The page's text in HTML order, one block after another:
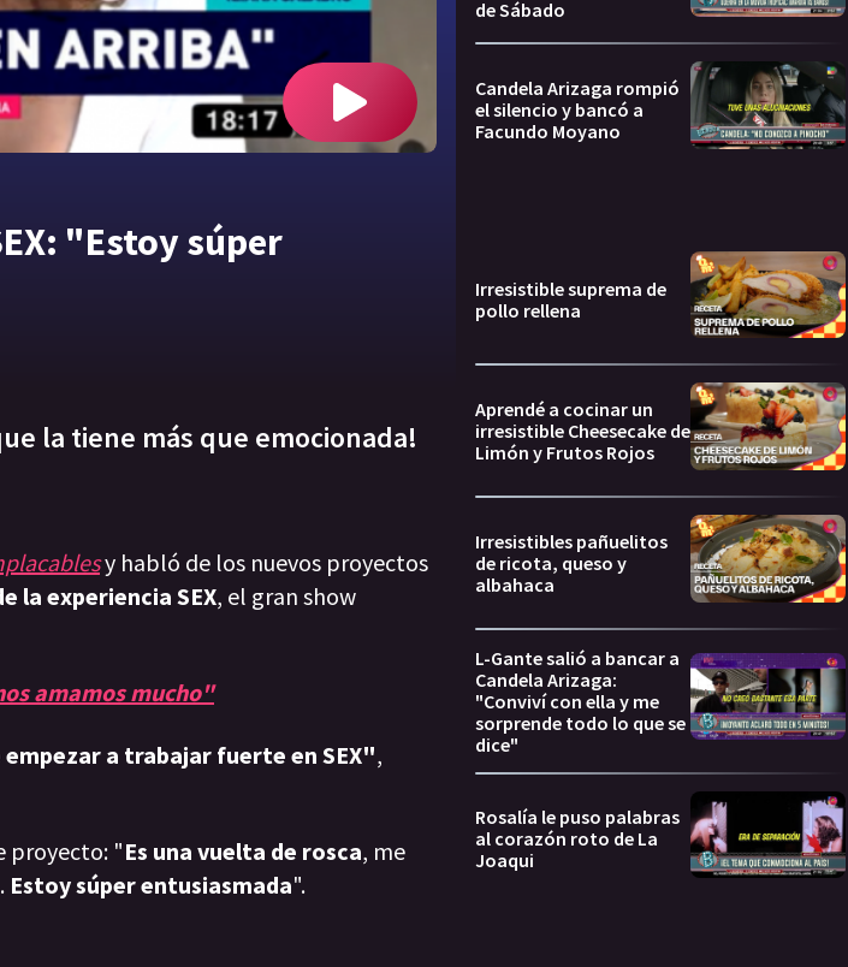
"Estoy súper
la tiene más que emocionada!
y habló de los nuevos proyectos
la experiencia SEX, el gran show
amamos mucho"
a trabajar fuerte en SEX",
proyecto: "Es una vuelta de rosca, me
Estoy súper entusiasmada".
de Sábado
Candela Arizaga rompió
el silencio y bancó a
Facundo Moyano
Irresistible suprema de
pollo rellena
Aprendé a cocinar un
irresistible Cheesecake de
Limón y Frutos Rojos
Irresistibles pañuelitos
de ricota, queso y
albahaca
L-Gante salió a bancar a
Candela Arizaga:
"Conviví con ella y me
sorprende todo lo que se
dice"
Rosalía le puso palabras
al corazón roto de La
Joaqui